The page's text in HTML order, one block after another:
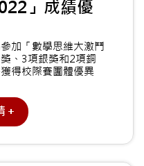
」成績優
加「數學思維大激鬥
、3項銀獎和2項銅
得校際賽團體優異
＋